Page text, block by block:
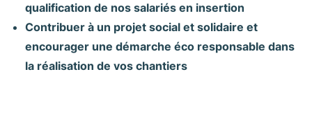
qualification de nos salariés en insertion
Contribuer à un projet social et solidaire et
encourager une démarche éco responsable dans
la réalisation de vos chantiers